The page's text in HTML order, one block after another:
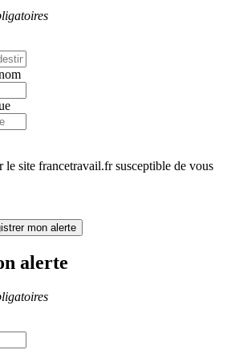
le site francetravail.fr susceptible de vous
mon alerte
alerte